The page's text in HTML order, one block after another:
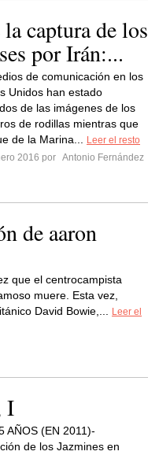
captura de los
por Irán:...
de comunicación en los
Unidos han estado
de las imágenes de los
de rodillas mientras que
de la Marina...
Leer el resto
2016 por Antonio Fernández
de aaron
que el centrocampista
muere. Esta vez,
David Bowie,...
Leer el
I
AÑOS (EN 2011)-
de los Jazmines en